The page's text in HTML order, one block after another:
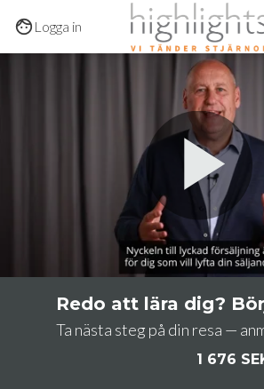
Hoppa till huvudinnehållet
Logga in
Redo att lära dig?
Ta nästa steg på din resa —
1 676